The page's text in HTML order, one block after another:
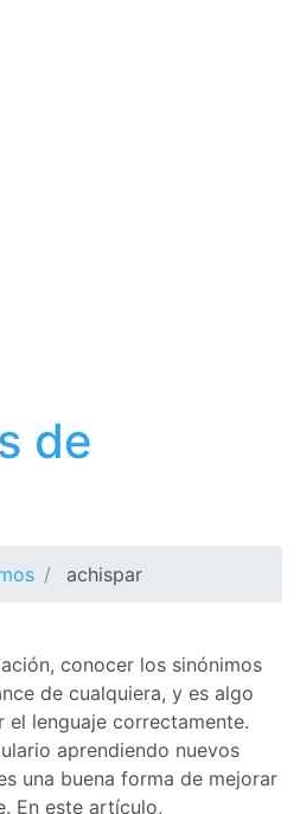
de
achispar
conocer los sinónimos
de cualquiera, y es algo
el lenguaje correctamente.
aprendiendo nuevos
una buena forma de mejorar
En este artículo,